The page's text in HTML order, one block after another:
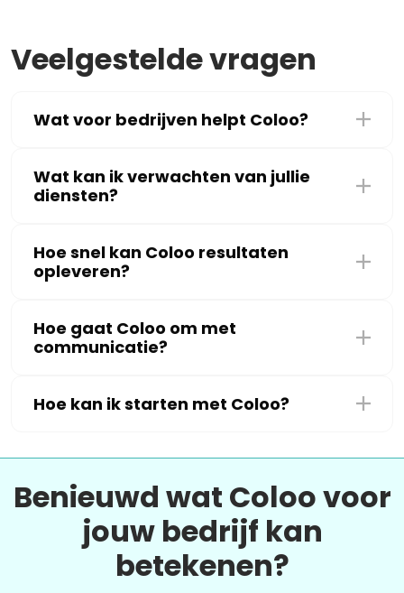
Veelgestelde vragen
Wat voor bedrijven helpt Coloo?
Wat kan ik verwachten van jullie
diensten?
Hoe snel kan Coloo resultaten
opleveren?
Hoe gaat Coloo om met
communicatie?
Hoe kan ik starten met Coloo?
Benieuwd wat Coloo voor
jouw bedrijf kan
betekenen?